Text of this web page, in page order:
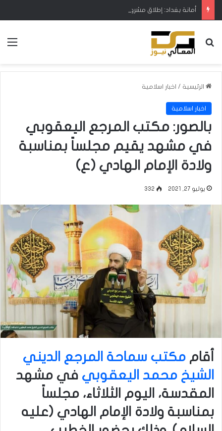
بحث عن
الرئيسية / اخبار اسلامية
اخبار اسلامية
بالصور: مكتب المرجع اليعقوبي
في مشهد يقيم مجلساً بمناسبة
ولادة الإمام الهادي (ع)
يوليو 27, 2021 332
أقام مكتب سماحة المرجع الديني
الشيخ محمد اليعقوبي في مشهد
المقدسة، اليوم الثلاثاء، مجلساً
بمناسبة ولادة الإمام الهادي (عليه